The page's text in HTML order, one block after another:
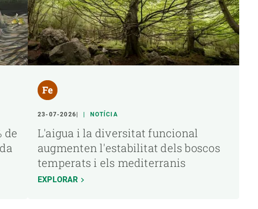
de
23-07-2026 NOTÍCIA
L'aigua i la diversitat funcional
augmenten l'estabilitat dels boscos
temperats i els mediterranis
EXPLORAR